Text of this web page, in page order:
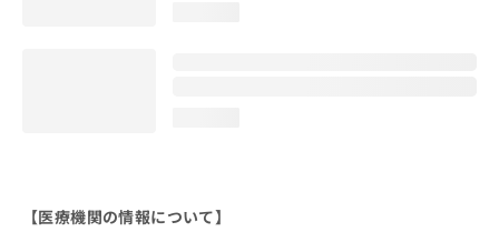
【医療機関の情報について】